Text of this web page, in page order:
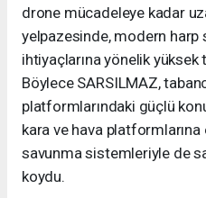
drone mücadeleye kadar
yelpazesinde, modern harp
ihtiyaçlarına yönelik
Böylece SARSILMAZ,
platformlarındaki güçlü
kara ve hava
savunma sistemleriyle de
koydu.